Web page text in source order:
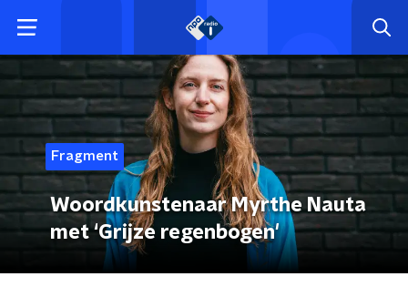
Fragment
Woordkunstenaar Myrthe Nauta
met ‘Grijze regenbogen'